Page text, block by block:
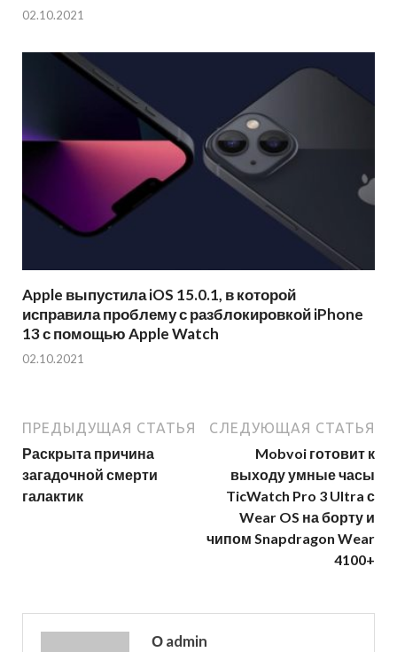
02.10.2021
Apple выпустила iOS 15.0.1, в которой
исправила проблему с разблокировкой iPhone
13 с помощью Apple Watch
02.10.2021
ПРЕДЫДУЩАЯ СТАТЬЯ
Раскрыта причина
загадочной смерти
галактик
СЛЕДУЮЩАЯ СТАТЬЯ
Mobvoi готовит к
выходу умные часы
TicWatch Pro 3 Ultra с
Wear OS на борту и
чипом Snapdragon Wear
4100+
О admin